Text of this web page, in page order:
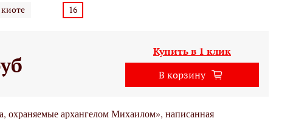
16
Купить в 1 клик
В корзину
охраняемые архангелом Михаилом», написанная